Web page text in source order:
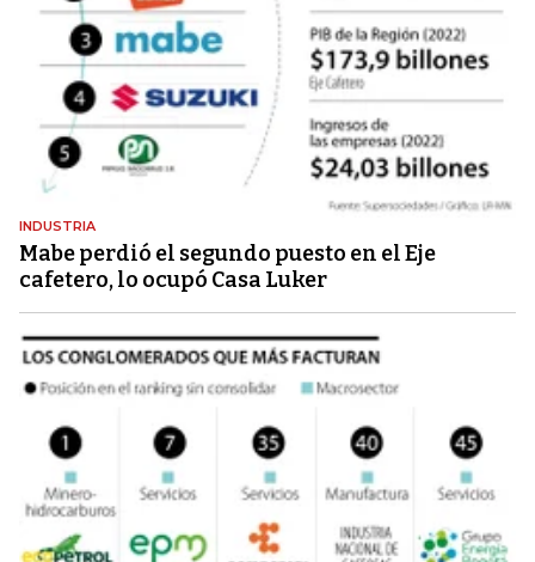
INDUSTRIA
Mabe perdió el segundo puesto en el Eje
cafetero, lo ocupó Casa Luker